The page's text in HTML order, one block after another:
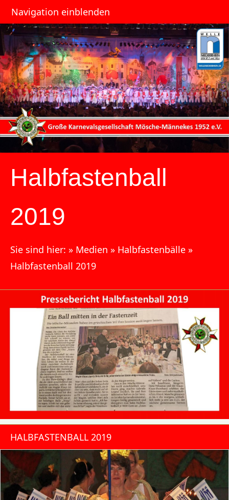
Navigation einblenden
Halbfastenball
2019
Sie sind hier: » Medien » Halbfastenbälle »
Halbfastenball 2019
HALBFASTENBALL 2019